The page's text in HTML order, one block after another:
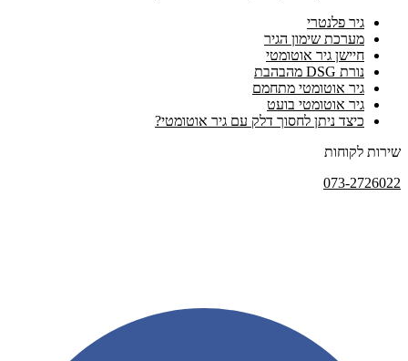
גיר פלנטרי
מערכת שימון הגיר
חיישן גיר אוטומטי
נורת DSG מהבהבת
גיר אוטומטי מתחמם
גיר אוטומטי בועט
כיצד ניתן לחסוך דלק עם גיר אוטומטי?
שירות לקוחות
073-2726022